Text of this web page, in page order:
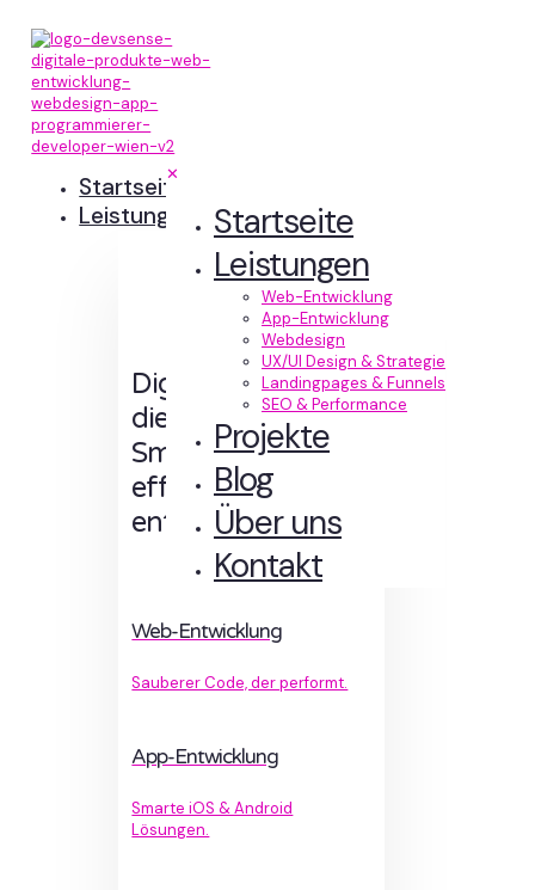
✕
Startseite
Leistungen
Web-Entwicklung
App-Entwicklung
Webdesign
UX/UI Design & Strategie
Landingpages & Funnels
SEO & Performance
Projekte
Blog
Über uns
Kontakt
Startseite
Leistungen
Digitale Erlebnisse,
die Sinn machen.
Smart designt und
effizient
entwickelt.
Web-Entwicklung
Sauberer Code, der performt.
App-Entwicklung
Smarte iOS & Android
Lösungen.